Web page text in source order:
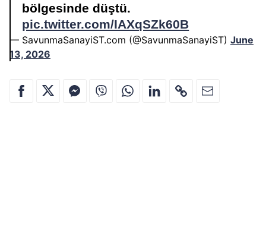
bölgesinde düştü.
pic.twitter.com/IAXqSZk60B
— SavunmaSanayiST.com (@SavunmaSanayiST) June
13, 2026